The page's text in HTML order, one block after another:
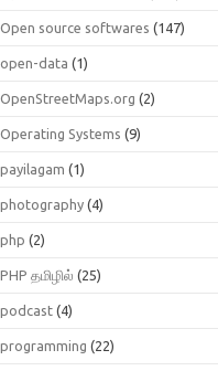
Open source softwares (147)
open-data (1)
OpenStreetMaps.org (2)
Operating Systems (9)
payilagam (1)
photography (4)
php (2)
PHP தமிழில் (25)
podcast (4)
programming (22)